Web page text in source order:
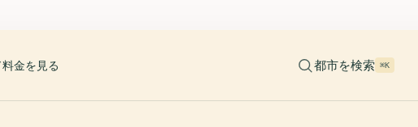
料金を見る 都市を検索 ⌘K